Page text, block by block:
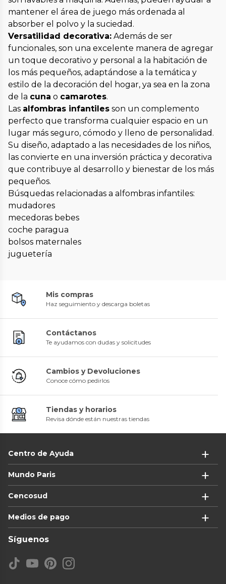
mantener el área de juego más ordenada al
absorber el polvo y la suciedad.
Versatilidad decorativa: Además de ser
funcionales, son una excelente manera de agregar
un toque decorativo y personal a la habitación de
los más pequeños, adaptándose a la temática y
estilo de la decoración del hogar, ya sea en la zona
de la cuna o camarotes.
Las alfombras infantiles son un complemento
perfecto que transforma cualquier espacio en un
lugar más seguro, cómodo y lleno de personalidad.
Su diseño, adaptado a las necesidades de los niños,
las convierte en una inversión práctica y decorativa
que contribuye al desarrollo y bienestar de los más
pequeños.
Búsquedas relacionadas a alfombras infantiles:
mudadores
mecedoras bebes
coche paragua
bolsos maternales
juguetería
Mis compras
Haz seguimiento y descarga boletas
Contáctanos
Te ayudamos con dudas y solicitudes
Cambios y Devoluciones
Conoce cómo pedirlos
Tiendas y horarios
Revisa dónde están nuestras tiendas
Centro de Ayuda
Mundo Paris
Cencosud
Medios de pago
Síguenos